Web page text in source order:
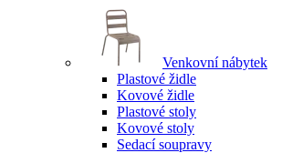
Venkovní nábytek
Plastové židle
Kovové židle
Plastové stoly
Kovové stoly
Sedací soupravy